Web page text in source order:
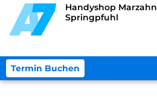
Handyshop Marzahn
Springpfuhl
Termin Buchen